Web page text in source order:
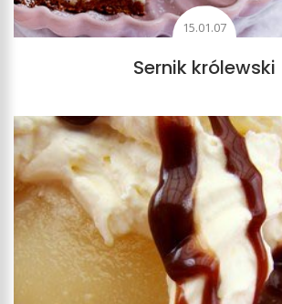
15.01.07
Sernik królewski